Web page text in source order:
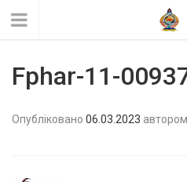
Fphar-11-
Опубліковано 06.03.2023 автором